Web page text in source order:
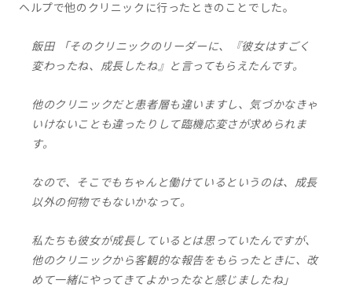
ヘルプで他のクリニックに行ったときのことでした。
飯田 「そのクリニックのリーダーに、『彼女はすごく
変わったね、成長したね』と言ってもらえたんです。
他のクリニックだと患者層も違いますし、気づかなきゃ
いけないことも違ったりして臨機応変さが求められま
す。
なので、そこでもちゃんと働けているというのは、成長
以外の何物でもないかなって。
私たちも彼女が成長しているとは思っていたんですが、
他のクリニックから客観的な報告をもらったときに、改
めて一緒にやってきてよかったなと感じましたね」